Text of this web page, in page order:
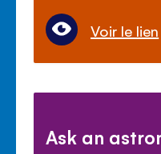
Voir le lien
Ask an